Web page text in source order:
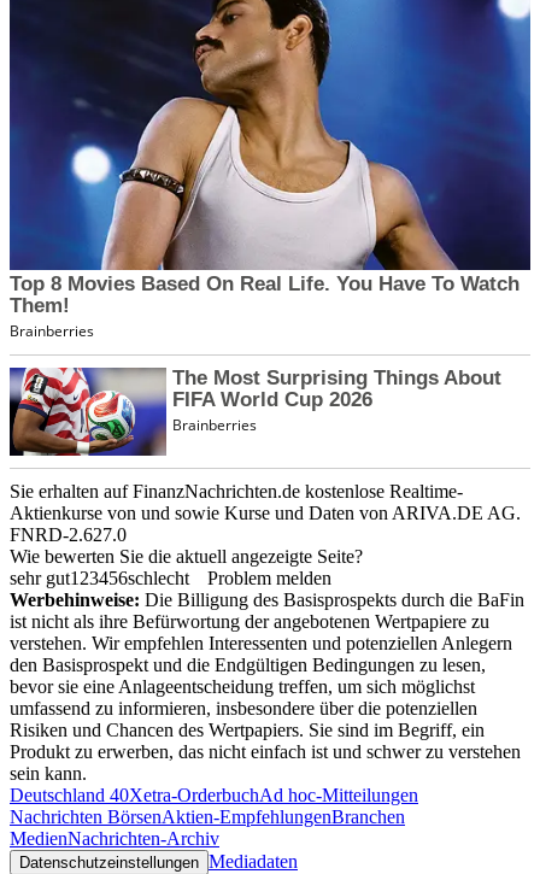
Sie erhalten auf FinanzNachrichten.de kostenlose Realtime-
Aktienkurse von und sowie Kurse und Daten von ARIVA.DE AG.
FNRD-2.627.0
Wie bewerten Sie die aktuell angezeigte Seite?
sehr gut1 23456schlecht
Problem melden
Werbehinweise: Die Billigung des Basisprospekts durch die BaFin
ist nicht als ihre Befürwortung der angebotenen Wertpapiere zu
verstehen. Wir empfehlen Interessenten und potenziellen Anlegern
den Basisprospekt und die Endgültigen Bedingungen zu lesen,
bevor sie eine Anlageentscheidung treffen, um sich möglichst
umfassend zu informieren, insbesondere über die potenziellen
Risiken und Chancen des Wertpapiers. Sie sind im Begriff, ein
Produkt zu erwerben, das nicht einfach ist und schwer zu verstehen
sein kann.
Deutschland 40Xetra-OrderbuchAd hoc-Mitteilungen
Nachrichten BörsenAktien-EmpfehlungenBranchen
MedienNachrichten-Archiv
Datenschutzeinstellungen Mediadaten